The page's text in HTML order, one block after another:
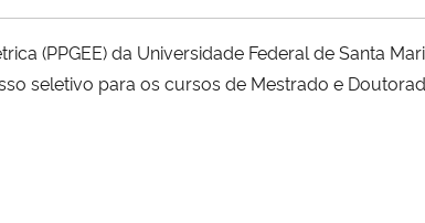
(PPGEE) da Universidade Federal de Santa
seletivo para os cursos de Mestrado e